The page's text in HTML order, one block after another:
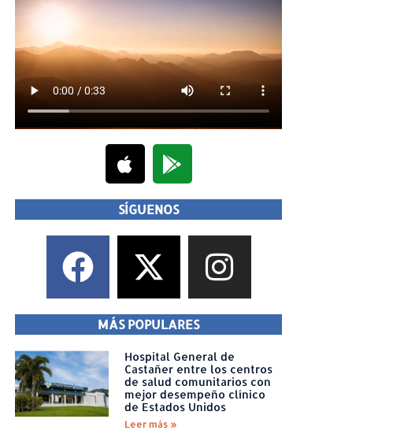
SÍGUENOS
MÁS POPULARES
Hospital General de
Castañer entre los centros
de salud comunitarios con
mejor desempeño clínico
de Estados Unidos
Leer más »